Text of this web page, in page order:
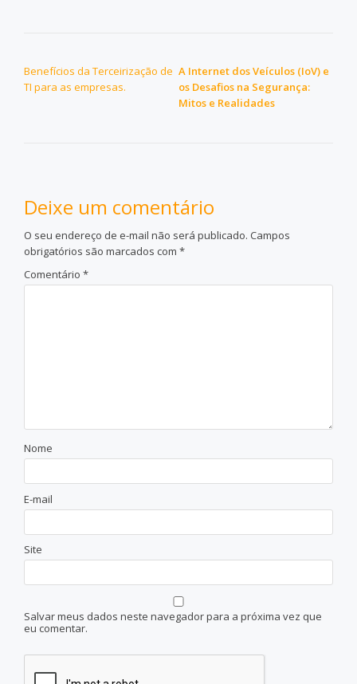
Benefícios da Terceirização de
TI para as empresas.
A Internet dos Veículos (IoV) e
os Desafios na Segurança:
Mitos e Realidades
Deixe um comentário
O seu endereço de e-mail não será publicado. Campos
obrigatórios são marcados com *
Comentário *
Nome
E-mail
Site
Salvar meus dados neste navegador para a próxima vez que
eu comentar.